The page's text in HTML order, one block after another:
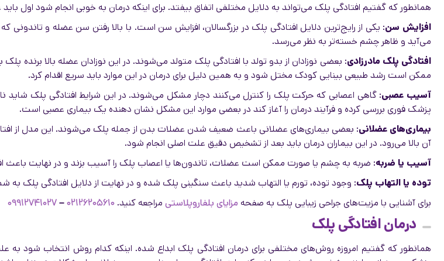
همانطور که گفتیم افتادگی پلک می‌تواند به دلایل مختلفی اتفاق بیفتد. برای اینکه درمان به خوبی انجام شود
افزایش سن: یکی از رایج‌ترین دلایل افتادگی پلک در بزرگسالان، افزایش سن است. با بالا رفتن سن عضله و
می‌آید و ظاهر چشم خسته‌تر به نظر می‌رسد.
افتادگی پلک مادرزادی: بعضی نوزادان از بدو تولد با افتادگی پلک متولد می‌شوند. در این نوزادان عضله بالا
ممکن است رشد طبیعی بینایی کودک مختل شود و به همین دلیل برای درمان در این موارد باید سریع اقدام کرد.
آسیب عصبی: گاهی اعصابی که حرکت پلک را کنترل می‌کنند دچار مشکل می‌شوند. در این شرایط افتادگی پلک شاید
پزشک فوری بررسی کرده و فرآیند درمان را آغاز کند در بعضی موارد این مشکل نشان دهنده یک بیماری عصبی است.
بیماری‌های عضلانی: بعضی بیماری‌های عضلانی باعث ضعیف شدن عضلات بدن از جمله پلک می‌شوند. این مدل از
آن بالا می‌رود. در این بیماران درمان باید بعد از تشخیص دقیق علت اصلی انجام شود.
آسیب یا ضربه: ضربه به چشم یا صورت ممکن است عضلات، تاندون‌ها یا اعصاب پلک را آسیب بزند و در نهایت
توده یا التهاب پلک: وجود توده، تورم یا التهاب شدید باعث سنگینی پلک شده و در نهایت از دلایل افتادگی پلک به
برای آشنایی با مزیت‌های جراحی زیبایی پلک به صفحه مزایای بلفاروپلاستی مراجعه کنید. ۰۲۱۲۶۲۰۵۶۱۰–۰۹۹۱۲۷۴۱۰۲۷
درمان افتادگی پلک
همانطور که گفتیم امروزه روش‌های مختلفی برای درمان افتادگی پلک ابداع شده. اینکه کدام روش انتخاب شود به